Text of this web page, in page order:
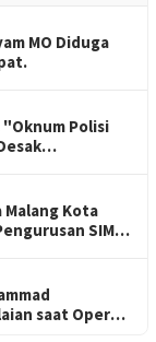
MO Diduga
Polisi
Kota
SIM
saat Operasi